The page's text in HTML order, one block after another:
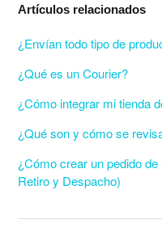
Artículos relacionados
¿Envían todo tipo de
¿Qué es un Courier?
¿Cómo integrar mi tienda
¿Qué son y cómo se
¿Cómo crear un pedido
Retiro y Despacho)